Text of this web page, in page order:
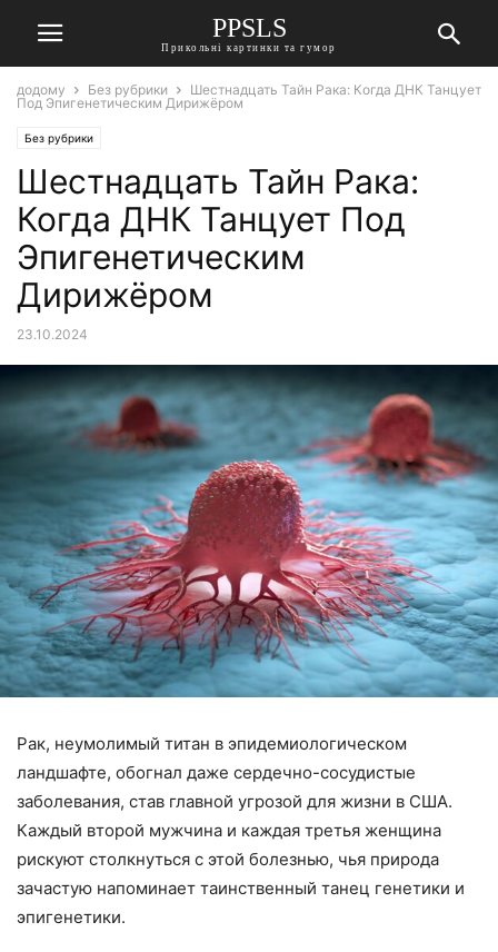
PPSLS
Прикольні картинки та гумор
додому Без рубрики
Шестнадцать Тайн Рака: Когда ДНК Танцует
Под Эпигенетическим Дирижёром
Без рубрики
Шестнадцать Тайн Рака:
Когда ДНК Танцует Под
Эпигенетическим
Дирижёром
23.10.2024
Рак, неумолимый титан в эпидемиологическом
ландшафте, обогнал даже сердечно-сосудистые
заболевания, став главной угрозой для жизни в США.
Каждый второй мужчина и каждая третья женщина
рискуют столкнуться с этой болезнью, чья природа
зачастую напоминает таинственный танец генетики и
эпигенетики.